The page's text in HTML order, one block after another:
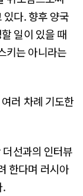
다. 향후 양국
일이 있을 때
키는 아니라는
러 차례 기도한
선과의 인터뷰
한다며 러시아
.